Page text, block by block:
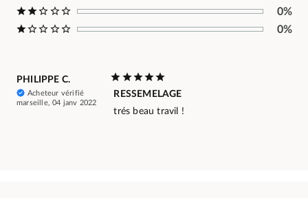
0%
0%
PHILIPPE C.
Acheteur vérifié
marseille, 04 janv 2022
RESSEMELAGE
trés beau travil !